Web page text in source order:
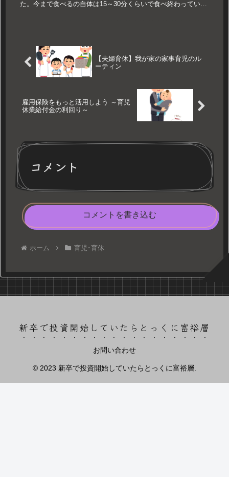
た。今まで食べるの自体は15～30分くらいで食べ終わっていた
【夫婦育休】我が家の家事育児のル
ーティン
雇用保険をもっと活用しよう ～育児
休業給付金の利回り～
コメント
コメントを書き込む
ホーム 育児･育休
新卒で投資開始していたらとっくに富裕層
お問い合わせ
© 2023 新卒で投資開始していたらとっくに富裕層.